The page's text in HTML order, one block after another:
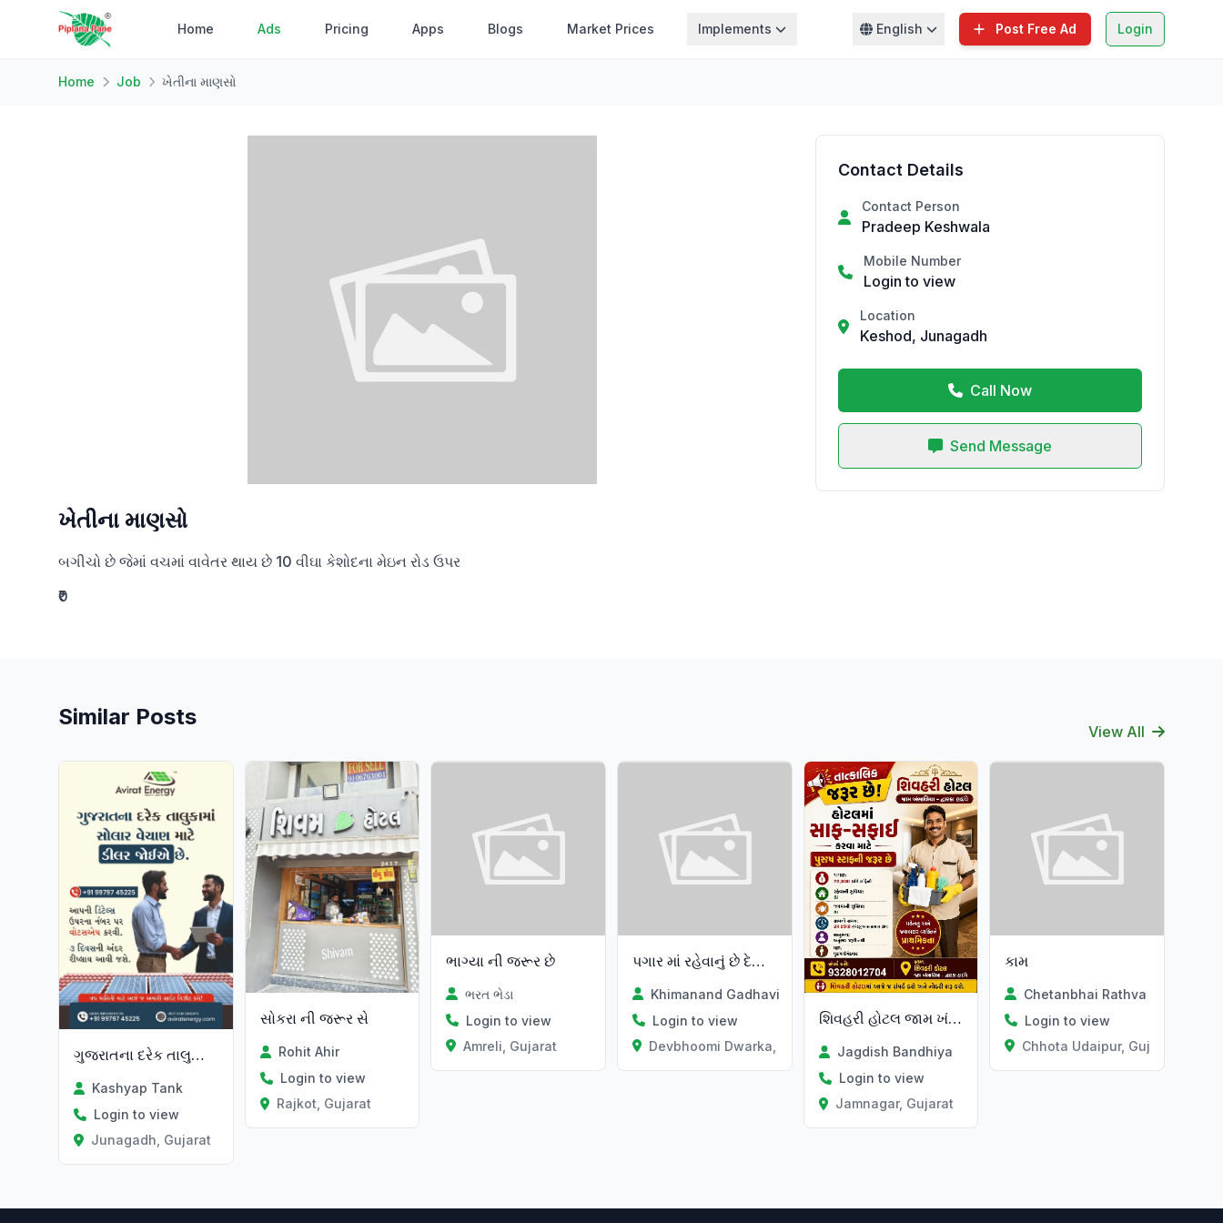
Home Ads Pricing Apps Blogs Market Prices Implements English Post Free Ad Login
Home Job ખેતીના માણસો
ખેતીના માણસો
બગીચો છે જેમાં વચમાં વાવેતર થાય છે 10 વીઘા કેશોદના મેઇન રોડ ઉપર
₹0
Contact Details
Contact Person
Pradeep Keshwala
Mobile Number
Login to view
Location
Keshod, Junagadh
Call Now
Send Message
Similar Posts
View All
Verified
ગુજરાતના દરેક તાલુકામાં સોલાર વેચાણ માટે ડીલર જોઈએ છે.
Kashyap Tank
Login to view
Junagadh, Gujarat
સોકરા ની જરૂર સે
Rohit Ahir
Login to view
Rajkot, Gujarat
ભાગ્યા ની જરૂર છે
ભરત ભેડા
Login to view
Amreli, Gujarat
પગાર માં રહેવાનું છે દેખરેખ હોય
Khimanand Gadhavi
Login to view
Devbhoomi Dwarka, Gujarat
શિવહરી હોટલ જામ ખંભાળિયા
Jagdish Bandhiya
Login to view
Jamnagar, Gujarat
કામ
Chetanbhai Rathva
Login to view
Chhota Udaipur, Gujarat